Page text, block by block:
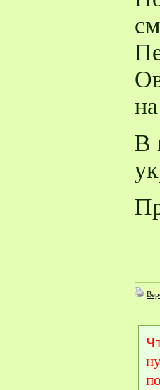
В